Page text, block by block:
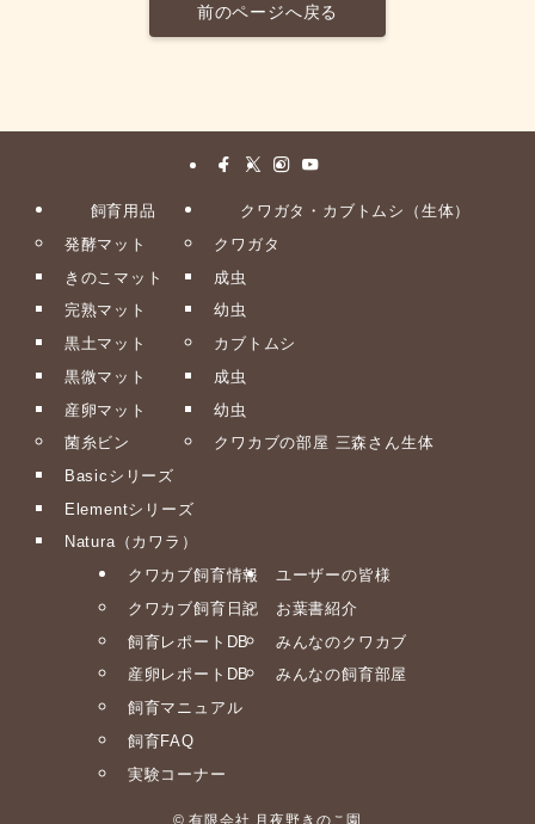
前のページへ戻る
飼育用品
発酵マット
きのこマット
完熟マット
黒土マット
黒微マット
産卵マット
菌糸ビン
Basicシリーズ
Elementシリーズ
Natura（カワラ）
クワガタ・カブトムシ（生体）
クワガタ
成虫
幼虫
カブトムシ
成虫
幼虫
クワカブの部屋 三森さん生体
クワカブ飼育情報
クワカブ飼育日記
飼育レポートDB
産卵レポートDB
飼育マニュアル
飼育FAQ
実験コーナー
ユーザーの皆様
お葉書紹介
みんなのクワカブ
みんなの飼育部屋
© 有限会社 月夜野きのこ園